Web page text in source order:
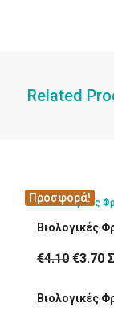
Related
Προσφορά!
Βιολογικές
€4.10
was:
€3.70Η
Βιολογικές